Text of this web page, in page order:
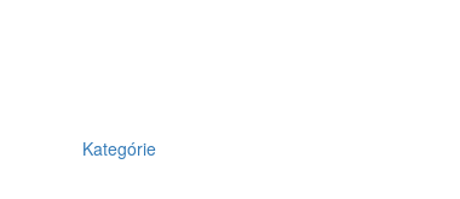
Kategórie